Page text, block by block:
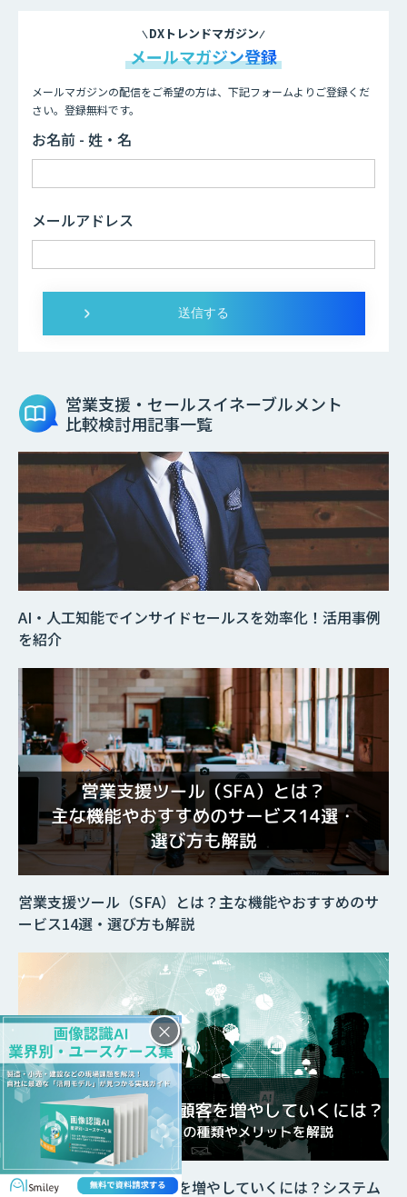
DXトレンドマガジン
メールマガジン登録
メールマガジンの配信をご希望の方は、下記フォームよりご登録くだ
さい。登録無料です。
お名前 - 姓・名
メールアドレス
営業支援・セールスイネーブルメント
比較検討用記事一覧
AI・人工知能でインサイドセールスを効率化！活用事例
を紹介
営業支援ツール（SFA）とは？主な機能やおすすめのサ
ービス14選・選び方も解説
AIを活用した営業で顧客を増やしていくには？システム
×